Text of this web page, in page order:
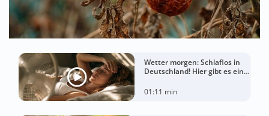
Wetter morgen: Schlaflos in
Deutschland! Hier gibt es eine
01:11 min